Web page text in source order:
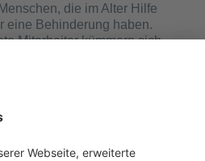
die im Alter Hilfe
eine Behinderung haben.
Mitarbeiter kümmern sich
Therapie, Integration und
es, das Leben im Alter, mit
jeden Tag lebenswert zu
und ihre Angehörigen
Respekt – denn nichts